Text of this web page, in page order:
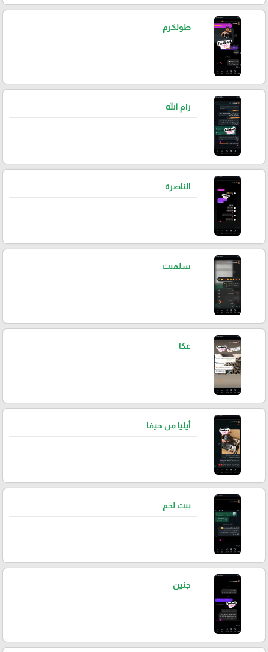
طولكرم
رام الله
الناصرة
سلفيت
عكا
أيليا من حيفا
بيت لحم
جنين